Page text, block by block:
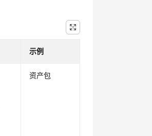
示例
资产包